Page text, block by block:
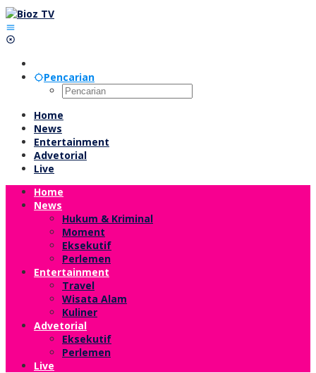
Lewati
ke
konten
Pencarian
Home
News
Entertainment
Advetorial
Live
Home
News
Hukum & Kriminal
Moment
Eksekutif
Perlemen
Entertainment
Travel
Wisata Alam
Kuliner
Advetorial
Eksekutif
Perlemen
Live